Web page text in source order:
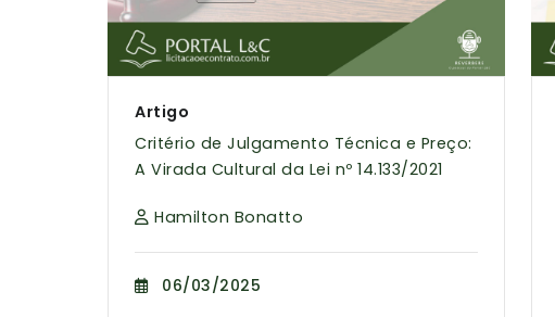
Artigo
Critério de Julgamento Técnica e Preço:
A Virada Cultural da Lei nº 14.133/2021
Hamilton Bonatto
06/03/2025